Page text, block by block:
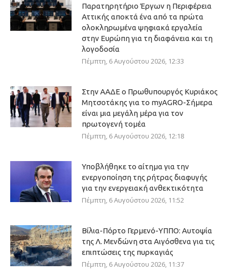
Παρατηρητήριο Έργων η Περιφέρεια
Αττικής αποκτά ένα από τα πρώτα
ολοκληρωμένα ψηφιακά εργαλεία
στην Ευρώπη για τη διαφάνεια και τη
λογοδοσία
Πέμπτη, 6 Αυγούστου 2026, 12:33
Στην ΑΑΔΕ ο Πρωθυπουργός Κυριάκος
Μητσοτάκης για το myAGRO-Σήμερα
είναι μια μεγάλη μέρα για τον
πρωτογενή τομέα
Πέμπτη, 6 Αυγούστου 2026, 12:18
Υποβλήθηκε το αίτημα για την
ενεργοποίηση της ρήτρας διαφυγής
για την ενεργειακή ανθεκτικότητα
Πέμπτη, 6 Αυγούστου 2026, 11:52
Βίλια-Πόρτο Γερμενό-ΥΠΠΟ: Αυτοψία
της Λ. Μενδώνη στα Αιγόσθενα για τις
επιπτώσεις της πυρκαγιάς
Πέμπτη, 6 Αυγούστου 2026, 11:37